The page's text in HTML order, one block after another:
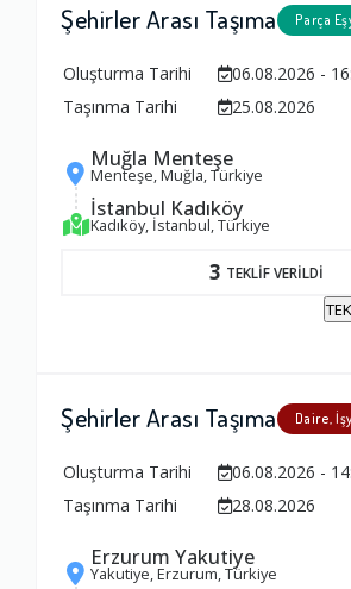
Şehirler Arası Taşıma Parça
Oluşturma Tarihi
06.08.2026 -
Taşınma Tarihi
25.08.2026
Muğla Menteşe
Menteşe, Muğla, Türkiye
İstanbul Kadıköy
Kadıköy, İstanbul, Türkiye
3 TEKLİF VERİLDİ
Şehirler Arası Taşıma Daire,
Oluşturma Tarihi
06.08.2026 -
Taşınma Tarihi
28.08.2026
Erzurum Yakutiye
Yakutiye, Erzurum, Türkiye